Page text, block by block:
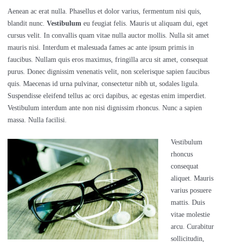
Aenean ac erat nulla. Phasellus et dolor varius, fermentum nisi quis,
blandit nunc. Vestibulum eu feugiat felis. Mauris ut aliquam dui, eget
cursus velit. In convallis quam vitae nulla auctor mollis. Nulla sit amet
mauris nisi. Interdum et malesuada fames ac ante ipsum primis in
faucibus. Nullam quis eros maximus, fringilla arcu sit amet, consequat
purus. Donec dignissim venenatis velit, non scelerisque sapien faucibus
quis. Maecenas id urna pulvinar, consectetur nibh ut, sodales ligula.
Suspendisse eleifend tellus ac orci dapibus, ac egestas enim imperdiet.
Vestibulum interdum ante non nisi dignissim rhoncus. Nunc a sapien
massa. Nulla facilisi.
Vestibulum
rhoncus
consequat
aliquet. Mauris
varius posuere
mattis. Duis
vitae molestie
arcu. Curabitur
sollicitudin,